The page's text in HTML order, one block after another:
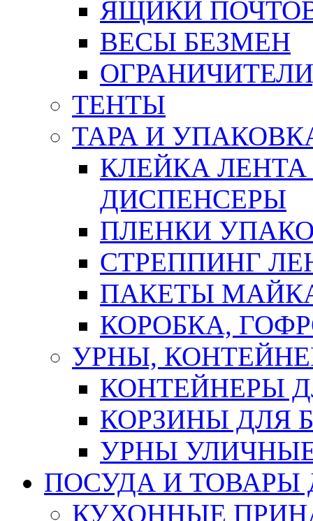
ЯЩИКИ
ВЕСЫ БЕЗМЕН
ТЕНТЫ
ТАРА И
КЛЕЙКА
ДИСПЕНСЕРЫ
ПЛЕНКИ
СТРЕППИНГ
ПАКЕТЫ
КОРОБКА,
УРНЫ,
КОНТЕЙНЕРЫ
КОРЗИНЫ ДЛЯ
УРНЫ
ПОСУДА И ТОВАРЫ
КУХОННЫЕ